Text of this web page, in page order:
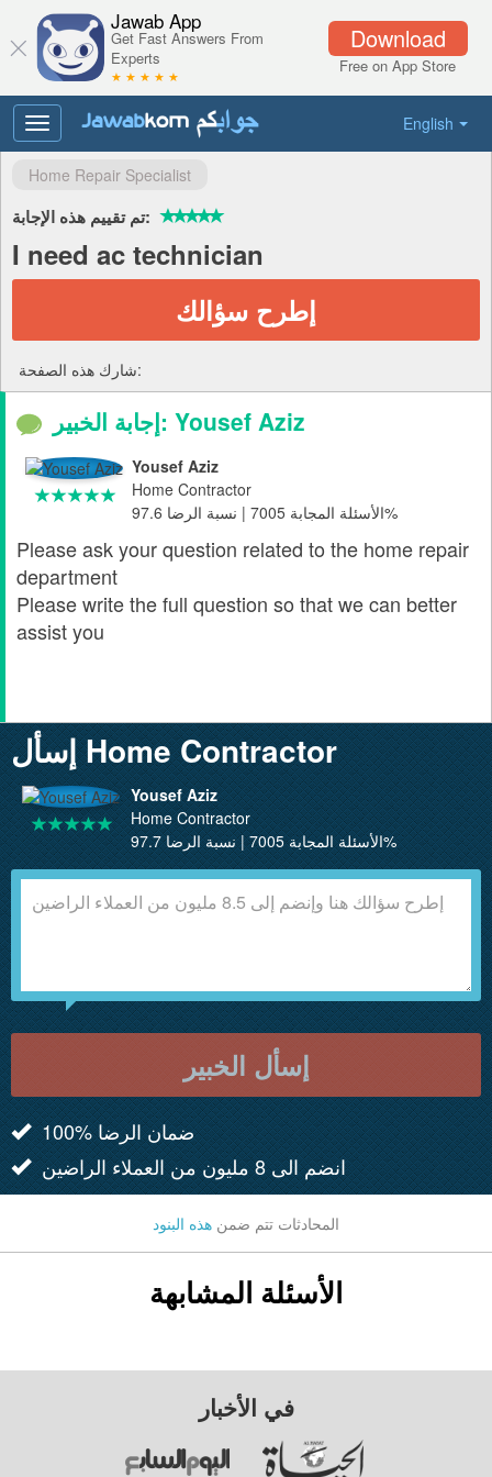
Download
Free on App Store
Jawab App
Get Fast Answers From
Experts
★ ★ ★ ★ ★
English
Toggle
navigation
Home Repair Specialist
تم تقييم هذه الإجابة:
I need ac technician
إطرح سؤالك
شارك هذه الصفحة:
إجابة الخبير: Yousef Aziz
Yousef Aziz
Home Contractor
الأسئلة المجابة 7005 | نسبة الرضا 97.6%
Please ask your question related to the home repair
department
Please write the full question so that we can better
assist you
إسأل Home Contractor
Yousef Aziz
Home Contractor
الأسئلة المجابة 7005 | نسبة الرضا 97.7%
إسأل الخبير
100% ضمان الرضا
انضم الى 8 مليون من العملاء الراضين
المحادثات تتم ضمن هذه البنود
الأسئلة المشابهة
في الأخبار